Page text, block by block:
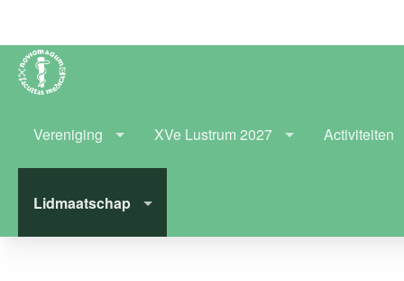
Vereniging XVe Lustrum 2027 Activiteiten
Lidmaatschap